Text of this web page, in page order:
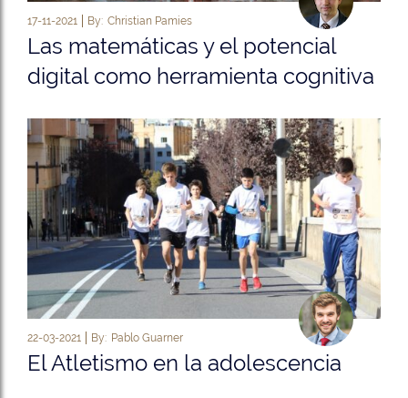
17-11-2021 By: Christian Pamies
Las matemáticas y el potencial
digital como herramienta cognitiva
22-03-2021 By: Pablo Guarner
El Atletismo en la adolescencia